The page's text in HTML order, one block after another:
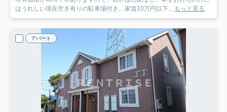
はうれしい現在空き有りの駐車場付き。家賃10万円以下... もっと見る
アパート